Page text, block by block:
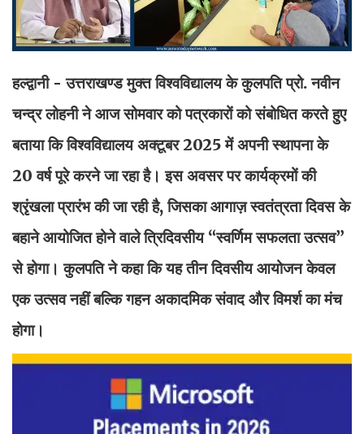
हल्द्वानी - उत्तराखण्ड मुक्त विश्वविद्यालय के कुलपति प्रो. नवीन
चन्द्र लोहनी ने आज सोमवार को पत्रकारों को संबोधित करते हुए
बताया कि विश्वविद्यालय अक्टूबर 2025 में अपनी स्थापना के
20 वर्ष पूरे करने जा रहा है। इस अवसर पर कार्यक्रमों की
श्रृंखला प्रारंभ की जा रही है, जिसका आगाज़ स्वतंत्रता दिवस के
बहाने आयोजित होने वाले त्रिदिवसीय “स्वर्णिम सफलता उत्सव”
से होगा। कुलपति ने कहा कि यह तीन दिवसीय आयोजन केवल
एक उत्सव नहीं बल्कि गहन अकादमिक संवाद और विमर्श का मंच
होगा।